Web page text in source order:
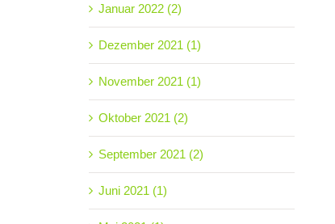
Januar 2022 (2)
Dezember 2021 (1)
November 2021 (1)
Oktober 2021 (2)
September 2021 (2)
Juni 2021 (1)